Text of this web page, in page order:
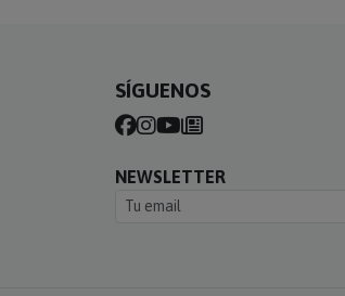
SÍGUENOS
NEWSLETTER